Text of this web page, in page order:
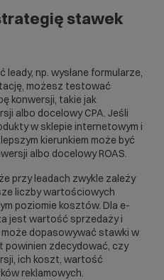
stawek
np. wysłane formularze,
możesz testować
konwersji, takie jak
albo docelowy CPA. Jeśli
w sklepie internetowym i
kierunkiem może być
albo docelowy ROAS.
przy leadach zwykle zależy
liczby wartościowych
poziomie kosztów. Dla e-
jest wartość sprzedaży i
dopasowywać stawki w
powinien zdecydować, czy
ich koszt, wartość
reklamowych.